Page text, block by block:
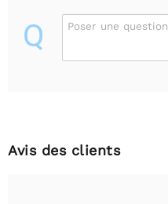
Q Poser une question
Avis des clients